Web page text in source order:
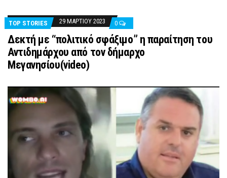
TOP STORIES
29 ΜΑΡΤΊΟΥ 2023 0
Δεκτή με “πολιτικό σφάξιμο” η παραίτηση του
Αντιδημάρχου από τον δήμαρχο
Μεγανησίου(video)